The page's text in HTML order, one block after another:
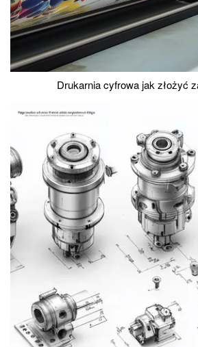
Drukarnia cyfrowa jak złożyć